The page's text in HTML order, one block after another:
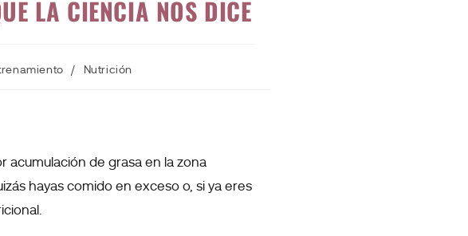
LA CIENCIA NOS DICE
/ Nutrición
acumulación de grasa en la zona
hayas comido en exceso o, si ya eres